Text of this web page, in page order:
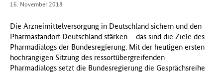
d
s
m
i
n
i
16. November 2018
Die Arzneimittelversorgung in Deutschland sichern und den
Pharmastandort Deutschland stärken – das sind die Ziele des
Pharmadialogs der Bundesregierung. Mit der heutigen ersten
hochrangigen Sitzung des ressortübergreifenden
Pharmadialogs setzt die Bundesregierung die Gesprächsreihe